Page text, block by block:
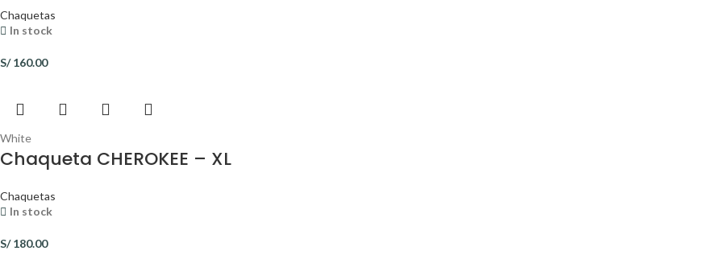
Chaquetas
In stock
S/160.00
White
Chaqueta CHEROKEE – XL
Chaquetas
In stock
S/180.00